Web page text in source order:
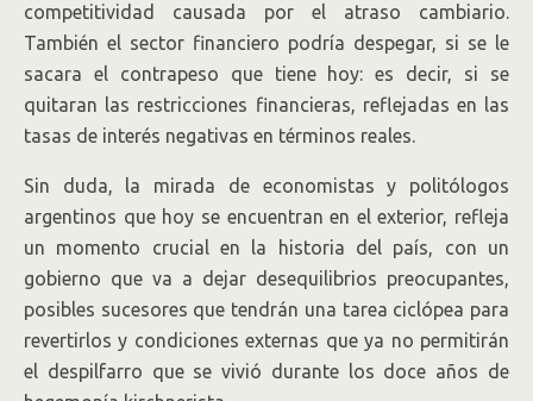
competitividad causada por el atraso cambiario.
También el sector financiero podría despegar, si se le
sacara el contrapeso que tiene hoy: es decir, si se
quitaran las restricciones financieras, reflejadas en las
tasas de interés negativas en términos reales.
Sin duda, la mirada de economistas y politólogos
argentinos que hoy se encuentran en el exterior, refleja
un momento crucial en la historia del país, con un
gobierno que va a dejar desequilibrios preocupantes,
posibles sucesores que tendrán una tarea ciclópea para
revertirlos y condiciones externas que ya no permitirán
el despilfarro que se vivió durante los doce años de